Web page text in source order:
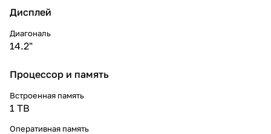
Дисплей
Диагональ
14.2"
Процессор и память
Встроенная память
1 TB
Оперативная память